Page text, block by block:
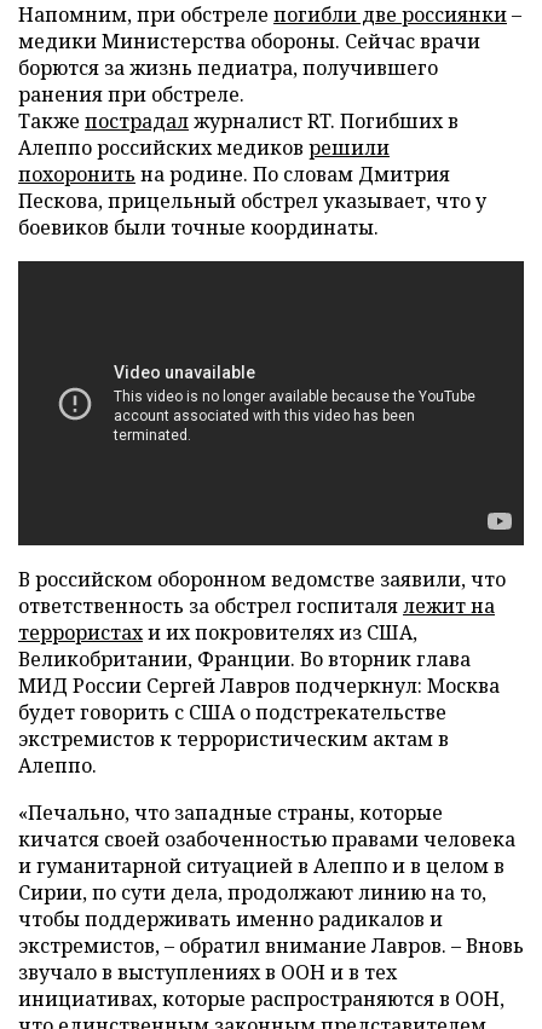
Напомним, при обстреле погибли две россиянки–
медики Министерства обороны. Сейчас врачи
борются за жизнь педиатра, получившего
ранения при обстреле.
Также пострадалжурналист RT. Погибших в
Алеппо российских медиков решили
похоронить на родине. По словам Дмитрия
Пескова, прицельный обстрел указывает, что у
боевиков были точные координаты.
В российском оборонном ведомстве заявили, что
ответственность за обстрел госпиталялежит на
террористахи их покровителях из США,
Великобритании, Франции. Во вторник глава
МИД России Сергей Лавров подчеркнул: Москва
будет говорить с США о подстрекательстве
экстремистов к террористическим актам в
Алеппо.
«Печально, что западные страны, которые
кичатся своей озабоченностью правами человека
и гуманитарной ситуацией в Алеппо и в целом в
Сирии, по сути дела, продолжают линию на то,
чтобы поддерживать именно радикалов и
экстремистов, – обратил внимание Лавров. – Вновь
звучало в выступлениях в ООН и в тех
инициативах, которые распространяются в ООН,